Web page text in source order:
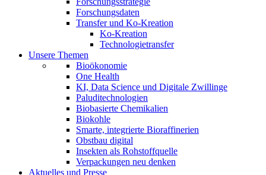
Forschungsdaten
Transfer und Ko-Kreation
Ko-Kreation
Technologietransfer
Unsere Themen
Bioökonomie
One Health
KI, Data Science und Digitale Zwillinge
Paluditechnologien
Biobasierte Chemikalien
Biokohle
Smarte, integrierte Bioraffinerien
Obstbau digital
Insekten als Rohstoffquelle
Verpackungen neu denken
Aktuelles und Presse